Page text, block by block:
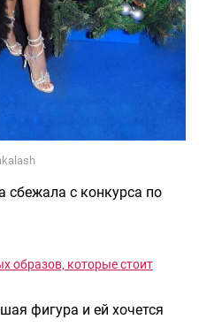
сбежала с конкурса по
образов, которые стоит
фигура и ей хочется